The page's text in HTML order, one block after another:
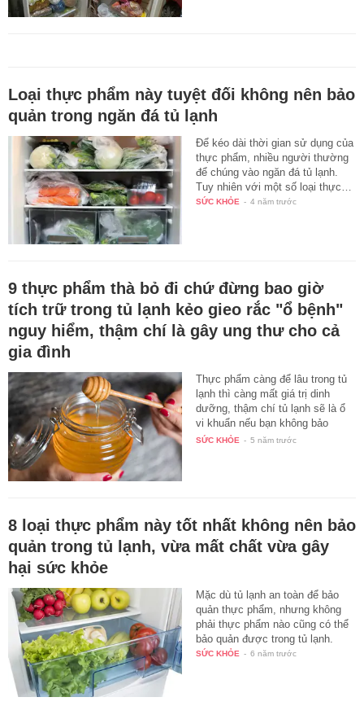
Loại thực phẩm này tuyệt đối không nên bảo
quản trong ngăn đá tủ lạnh
Để kéo dài thời gian sử dụng của
thực phẩm, nhiều người thường
để chúng vào ngăn đá tủ lạnh.
Tuy nhiên với một số loại thực…
SỨC KHỎE - 4 năm trước
9 thực phẩm thà bỏ đi chứ đừng bao giờ
tích trữ trong tủ lạnh kẻo gieo rắc "ổ bệnh"
nguy hiểm, thậm chí là gây ung thư cho cả
gia đình
Thực phẩm càng để lâu trong tủ
lạnh thì càng mất giá trị dinh
dưỡng, thậm chí tủ lạnh sẽ là ổ
vi khuẩn nếu bạn không bảo
quản…
SỨC KHỎE - 5 năm trước
8 loại thực phẩm này tốt nhất không nên bảo
quản trong tủ lạnh, vừa mất chất vừa gây
hại sức khỏe
Mặc dù tủ lạnh an toàn để bảo
quản thực phẩm, nhưng không
phải thực phẩm nào cũng có thể
bảo quản được trong tủ lạnh.
SỨC KHỎE - 6 năm trước